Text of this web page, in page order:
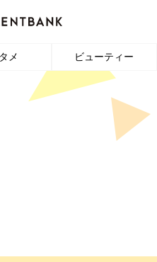
メ ビューティー